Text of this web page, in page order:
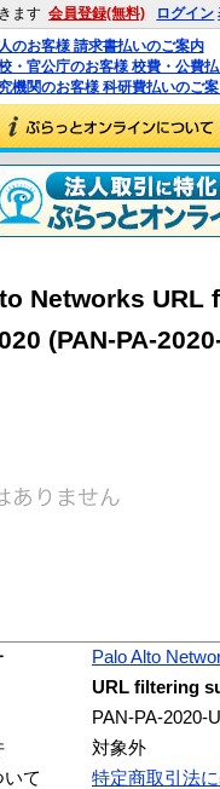
ます 会員登録(無料) ログイン
のお客様 請求書払いのご案内
・官公庁のお客様 校費・公費
機関のお客様 科研費払いのご
Networks
(PAN-PA-
Palo Alto
URL filtering
PAN-PA-2020-
対象外
て
特定商取引法